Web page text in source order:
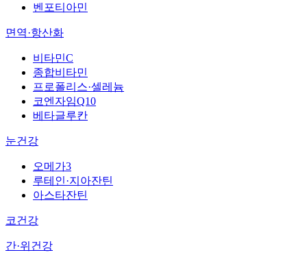
벤포티아민
면역·항산화
비타민C
종합비타민
프로폴리스·셀레늄
코엔자임Q10
베타글루칸
눈건강
오메가3
루테인·지아잔틴
아스타잔틴
코건강
간·위건강